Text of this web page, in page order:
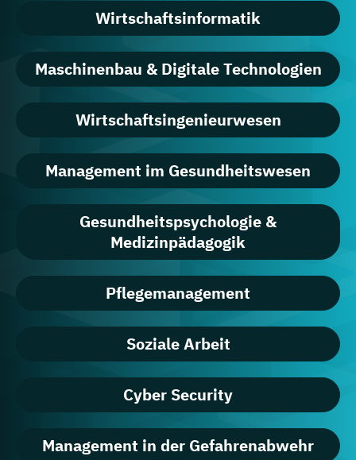
Wirtschaftsinformatik
Maschinenbau & Digitale Technologien
Wirtschaftsingenieurwesen
Management im Gesundheitswesen
Gesundheitspsychologie &
Medizinpädagogik
Pflegemanagement
Soziale Arbeit
Cyber Security
Management in der Gefahrenabwehr